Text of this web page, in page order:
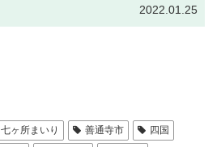
2022.01.25
七ヶ所まいり 善通寺市
四国